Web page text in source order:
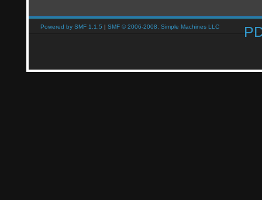
Powered by SMF 1.1.5 | SMF © 2006-2008, Simple Machines LLC